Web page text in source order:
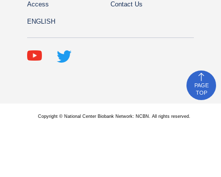
Access Contact Us
ENGLISH
Copyright © National Center Biobank Network: NCBN. All rights reserved.
PAGE
TOP